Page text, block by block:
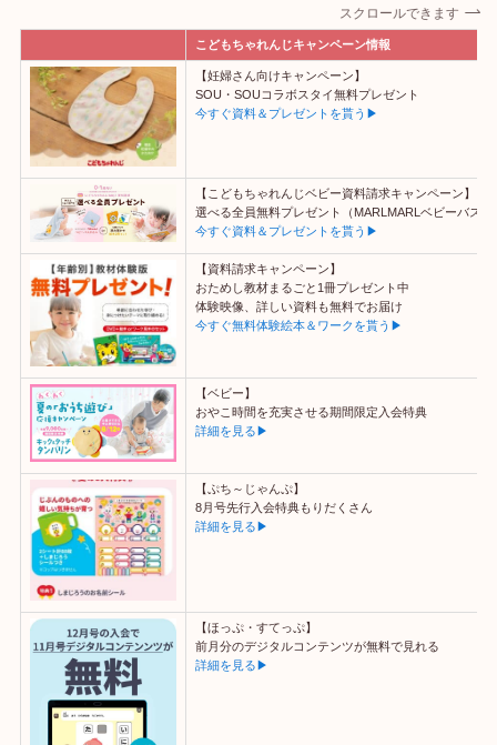
スクロールできます
こどもちゃれんじキャンペーン情報
【妊婦さん向けキャンペーン】
SOU・SOUコラボスタイ無料プレゼント
今すぐ資料＆プレゼントを貰う▶
【こどもちゃれんじベビー資料請求キャンペーン】
選べる全員無料プレゼント（MARLMARLベビーバス
今すぐ資料＆プレゼントを貰う▶
【資料請求キャンペーン】
おためし教材まるごと1冊プレゼント中
体験映像、詳しい資料も無料でお届け
今すぐ無料体験絵本＆ワークを貰う▶
【ベビー】
おやこ時間を充実させる期間限定入会特典
詳細を見る▶
【ぷち～じゃんぷ】
8月号先行入会特典もりだくさん
詳細を見る▶
【ほっぷ・すてっぷ】
前月分のデジタルコンテンツが無料で見れる
詳細を見る▶